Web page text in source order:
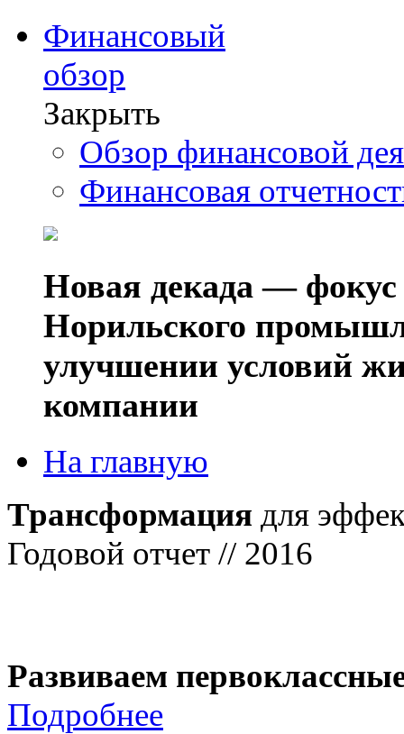
Финансовый
обзор
Закрыть
Обзор финансовой
Финансовая
Новая декада — фокус
Норильского
улучшении условий
компании
На главную
Трансформация для
Годовой отчет // 2016
Развиваем
Подробнее